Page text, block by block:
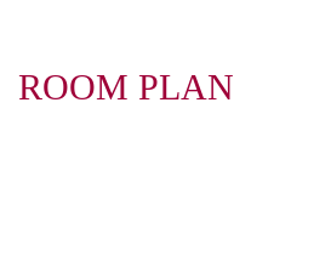
ROOM PLAN